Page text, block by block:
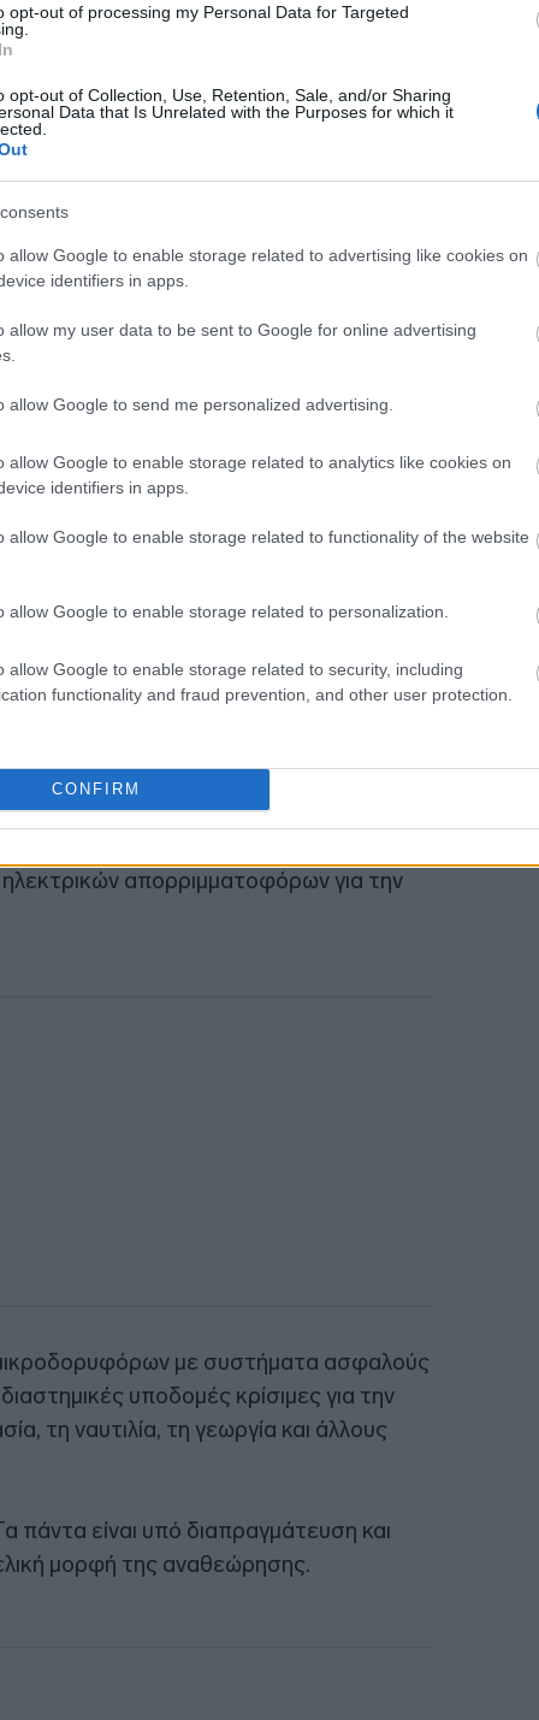
opt-out of processing my Personal Data for Targeted
opt-out of Collection, Use, Retention, Sale, and/or Sharing
Data that Is Unrelated with the Purposes for which it
allow Google to enable storage related to advertising like cookies on
identifiers in apps.
allow my user data to be sent to Google for online advertising
allow Google to send me personalized advertising.
allow Google to enable storage related to analytics like cookies on
identifiers in apps.
allow Google to enable storage related to functionality of the website
allow Google to enable storage related to personalization.
allow Google to enable storage related to security, including
functionality and fraud prevention, and other user protection.
CONFIRM
(ΚΟΜΥ) με νέο φορητό εξοπλισμό
προσεισμικού ελέγχου σε
σε όλη τη χώρα,
απορριμματοφόρων για την
με συστήματα ασφαλούς
υποδομές κρίσιμες για την
τη ναυτιλία, τη γεωργία και άλλους
πάντα είναι υπό διαπραγμάτευση και
μορφή της αναθεώρησης.